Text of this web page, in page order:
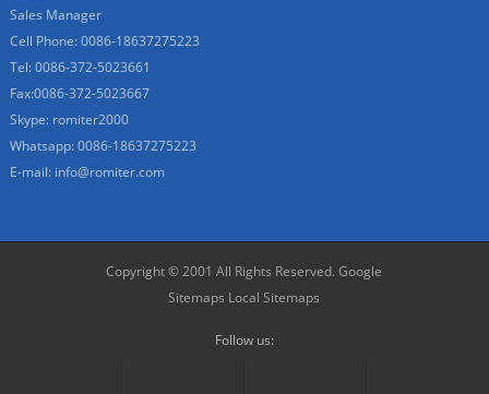
Sales Manager
Cell Phone: 0086-18637275223
Tel: 0086-372-5023661
Fax:0086-372-5023667
Skype: romiter2000
Whatsapp: 0086-18637275223
E-mail: info@romiter.com
Copyright © 2001 All Rights Reserved.Google
Sitemaps Local Sitemaps
Follow us: